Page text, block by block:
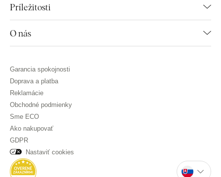
Príležitosti
O nás
Garancia spokojnosti
Doprava a platba
Reklamácie
Obchodné podmienky
Sme ECO
Ako nakupovať
GDPR
Nastaviť cookies